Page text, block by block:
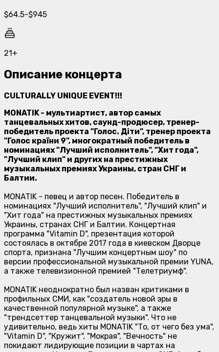
$64.5-$945
21+
Описание концерта
CULTURALLY UNIQUE EVENT!!!
MONATIK- мультиартист, автор самых
танцевальных хитов, саунд-продюсер, тренер-
победитель проекта "Голос. Діти", тренер проекта
"Голос країни 9", многократный победитель в
номинациях "Лучший исполнитель", "Хит года",
"Лучший клип" и других на престижных
музыкальных премиях Украины, стран СНГ и
Балтии.
MONATIK - певец и автор песен. Победитель в
номинациях "Лучший исполнитель", "Лучший клип" и
"Хит года" на престижных музыкальных премиях
Украины, странах СНГ и Балтии. Концертная
программа "Vitamin D", презентация которой
состоялась в октябре 2017 года в киевском Дворце
спорта, признана "Лучшим концертным шоу" по
версии профессиональной музыкальной премии YUNA,
а также телевизионной премией "Телетриумф".
MONATIK неоднократно был назван критиками в
профильных СМИ, как "создатель новой эры в
качественной популярной музыке", а также
"трендсеттер танцевальной музыки". Что не
удивительно, ведь хиты MONATIK "То, от чего без ума",
"Vitamin D", "Кружит", "Мокрая", "Вечность" не
покидают лидирующие позиции в чартах на